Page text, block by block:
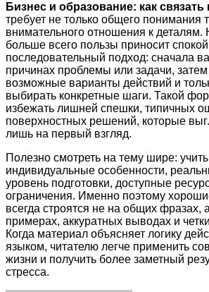
Бизнес и образование: как
требует не только общего понимания
внимательного отношения к деталям.
больше всего пользы приносит
последовательный подход: сначала
причинах проблемы или задачи,
возможные варианты действий и
выбирать конкретные шаги. Такой
избежать лишней спешки, типичных
поверхностных решений, которые
лишь на первый взгляд.
Полезно смотреть на тему шире:
индивидуальные особенности,
уровень подготовки, доступные
ограничения. Именно поэтому
всегда строятся не на общих фразах,
примерах, аккуратных выводах и
Когда материал объясняет логику
языком, читателю легче применить
жизни и получить более заметный
стресса.